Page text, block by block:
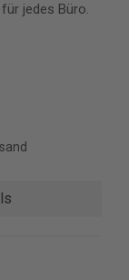
jedes Büro.